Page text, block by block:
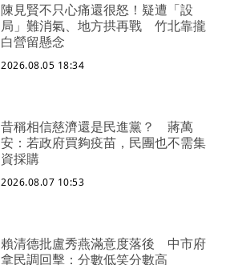
陳見賢不只心痛還很怒！疑遭「設
局」難消氣、地方拱再戰 竹北靠攏
白營留懸念
2026.08.05 18:34
昔稱相信慈濟還是民進黨？ 蔣萬
安：若政府買夠疫苗，民團也不需集
資採購
2026.08.07 10:53
賴清德批盧秀燕滿意度落後 中市府
拿民調回擊：分數低笑分數高